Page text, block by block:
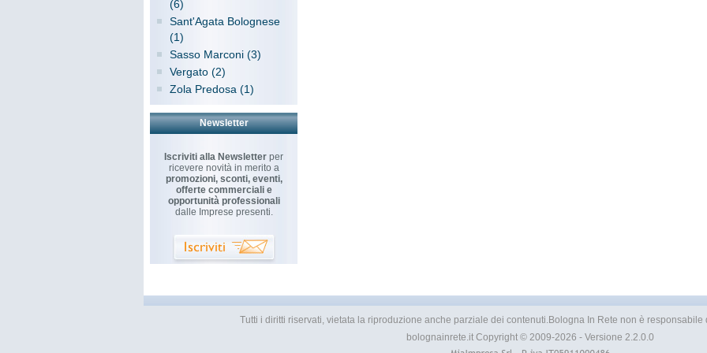
(6)
Sant'Agata Bolognese
(1)
Sasso Marconi (3)
Vergato (2)
Zola Predosa (1)
Newsletter
Iscriviti alla Newsletter per
ricevere novità in merito a
promozioni, sconti, eventi,
offerte commerciali e
opportunità professionali
dalle Imprese presenti.
Tutti i diritti riservati, vietata la riproduzione anche parziale dei contenuti.Bologna In Rete non è
bolognainrete.it Copyright © 2009-2026 - Versione 2.2.0.0